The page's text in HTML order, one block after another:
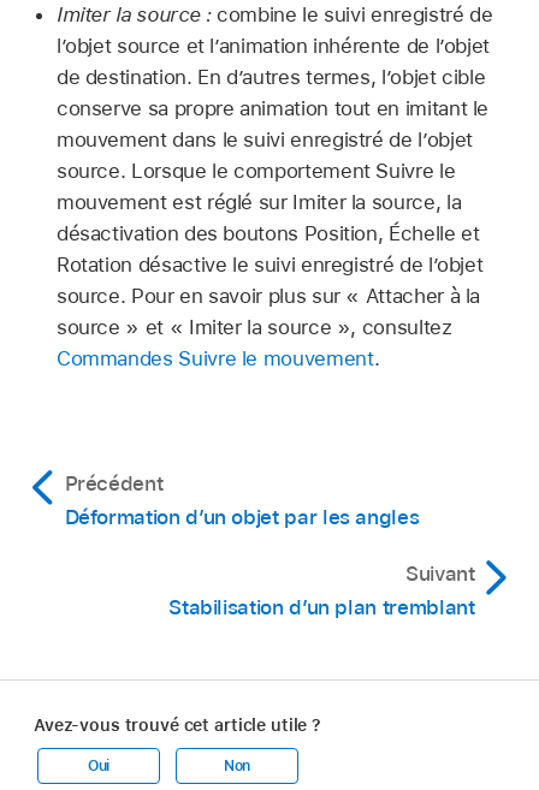
Imiter la source :combine le suivi enregistré de
l’objet source et l’animation inhérente de l’objet
de destination. En d’autres termes, l’objet cible
conserve sa propre animation tout en imitant le
mouvement dans le suivi enregistré de l’objet
source. Lorsque le comportement Suivre le
mouvement est réglé sur Imiter la source, la
désactivation des boutons Position, Échelle et
Rotation désactive le suivi enregistré de l’objet
source. Pour en savoir plus sur « Attacher à la
source » et « Imiter la source », consultez
Commandes Suivre le mouvement.
Précédent
Déformation d’un objet par les angles
Suivant
Stabilisation d’un plan tremblant
Avez-vous trouvé cet article utile ?
Oui Non